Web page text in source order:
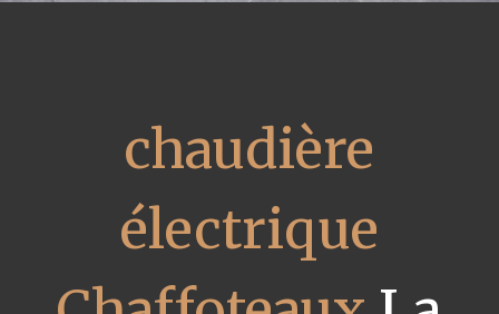
chaudière
électrique